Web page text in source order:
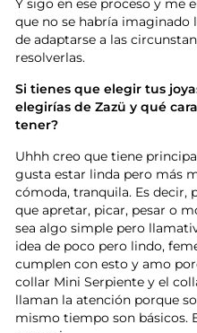
Y sigo en ese proceso y me
que no se habría imaginado
de adaptarse a las
resolverlas.
Si tienes que elegir tus
elegirías de Zazü y qué
tener?
Uhhh creo que tiene
gusta estar linda pero más
cómoda, tranquila. Es decir,
que apretar, picar, pesar o
sea algo simple pero
idea de poco pero lindo,
cumplen con esto y amo
collar Mini Serpiente y el
llaman la atención porque
mismo tiempo son básicos.